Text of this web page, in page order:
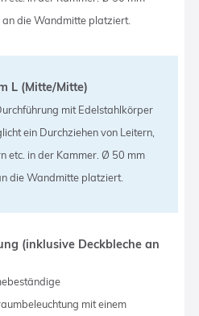
an die Wandmitte platziert.
L (Mitte/Mitte)
mit Edelstahlkörper
ein Durchziehen von Leitern,
etc. in der Kammer. Ø 50 mm
die Wandmitte platziert.
(inklusive Deckbleche an
mit einem